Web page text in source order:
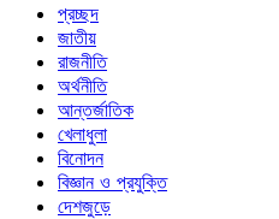
প্রচ্ছদ
জাতীয়
রাজনীতি
অর্থনীতি
আন্তর্জাতিক
খেলাধুলা
বিনোদন
বিজ্ঞান ও প্রযুক্তি
দেশজুড়ে